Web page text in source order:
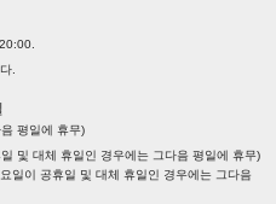
.
평일에 휴무)
및 대체 휴일인 경우에는 그다음 평일에 휴무)
일이 공휴일 및 대체 휴일인 경우에는 그다음